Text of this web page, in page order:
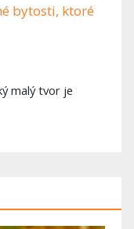
bytosti, ktoré
malý tvor je